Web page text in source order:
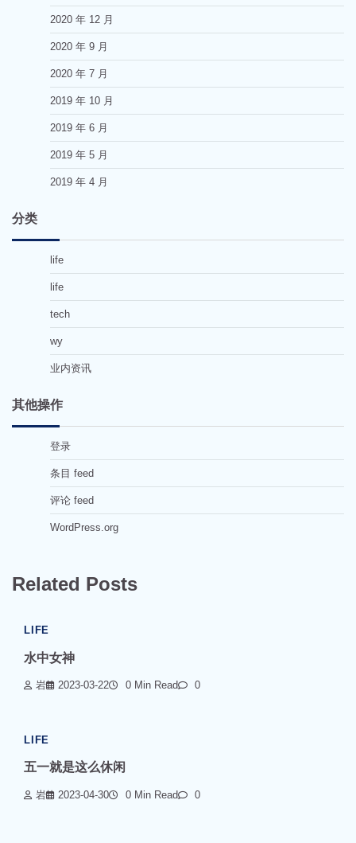
2020 年 12 月
2020 年 9 月
2020 年 7 月
2019 年 10 月
2019 年 6 月
2019 年 5 月
2019 年 4 月
分类
life
life
tech
wy
业内资讯
其他操作
登录
条目 feed
评论 feed
WordPress.org
Related Posts
LIFE
水中女神
岩 2023-03-22 0 Min Read 0
LIFE
五一就是这么休闲
岩 2023-04-30 0 Min Read 0